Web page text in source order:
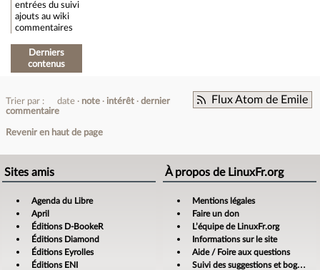
entrées du suivi
ajouts au wiki
commentaires
Derniers
contenus
Flux Atom de Emile
Trier par : date note intérêt
dernier
commentaire
Revenir en haut de page
Sites amis
Agenda du Libre
April
Éditions D-BookeR
Éditions Diamond
Éditions Eyrolles
Éditions ENI
À propos de LinuxFr.org
Mentions légales
Faire un don
L’équipe de LinuxFr.org
Informations sur le site
Aide / Foire aux questions
Suivi des suggestions et bogues